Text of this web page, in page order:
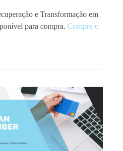
e Transformação em
para compra. Compre o